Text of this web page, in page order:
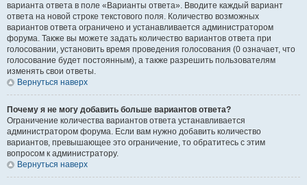
варианта ответа в поле «Варианты ответа». Вводите каждый вариант
ответа на новой строке текстового поля. Количество возможных
вариантов ответа ограничено и устанавливается администратором
форума. Также вы можете задать количество вариантов ответа при
голосовании, установить время проведения голосования (0 означает, что
голосование будет постоянным), а также разрешить пользователям
изменять свои ответы.
Вернуться наверх
Почему я не могу добавить больше вариантов ответа?
Ограничение количества вариантов ответа устанавливается
администратором форума. Если вам нужно добавить количество
вариантов, превышающее это ограничение, то обратитесь с этим
вопросом к администратору.
Вернуться наверх